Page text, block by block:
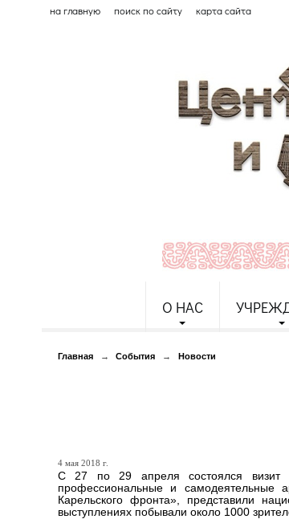
на главную поиск по сайту карта сайта
О НАС
Главная → События → Новости
4 мая 2018 г.
С 27 по 29 апреля состоялся визит
профессиональные и самодеятельные
Карельского фронта», представили
выступлениях побывали около 1000